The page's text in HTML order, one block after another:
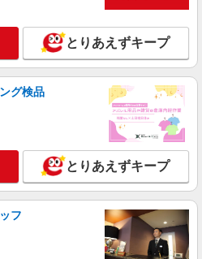
とりあえずキープ
グ検品
とりあえずキープ
フ